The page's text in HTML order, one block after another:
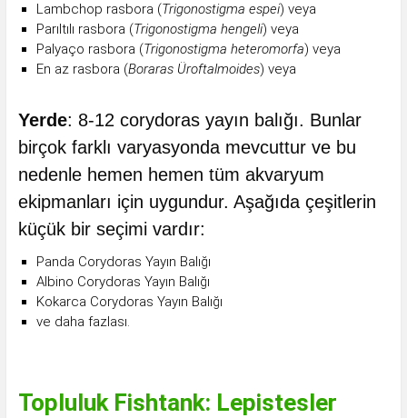
Lambchop rasbora (Trigonostigma espei) veya
Parıltılı rasbora (Trigonostigma hengeli) veya
Palyaço rasbora (Trigonostigma heteromorfa) veya
En az rasbora (Boraras Üroftalmoides) veya
Yerde: 8-12 corydoras yayın balığı. Bunlar
birçok farklı varyasyonda mevcuttur ve bu
nedenle hemen hemen tüm akvaryum
ekipmanları için uygundur. Aşağıda çeşitlerin
küçük bir seçimi vardır:
Panda Corydoras Yayın Balığı
Albino Corydoras Yayın Balığı
Kokarca Corydoras Yayın Balığı
ve daha fazlası.
Topluluk Fishtank: Lepistesler